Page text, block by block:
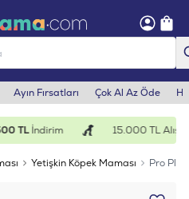
Ayın Fırsatları Çok Al Az Öde
TLİndirim 15.000 TL
Yetişkin Köpek Maması Pro